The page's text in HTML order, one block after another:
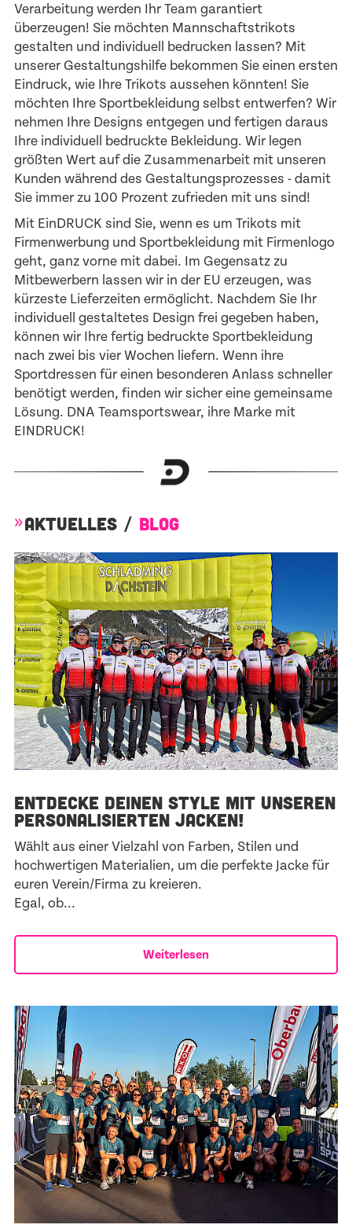
Verarbeitung werden Ihr Team garantiert
überzeugen! Sie möchten Mannschaftstrikots
gestalten und individuell bedrucken lassen? Mit
unserer Gestaltungshilfe bekommen Sie einen ersten
Eindruck, wie Ihre Trikots aussehen könnten! Sie
möchten Ihre Sportbekleidung selbst entwerfen? Wir
nehmen Ihre Designs entgegen und fertigen daraus
Ihre individuell bedruckte Bekleidung. Wir legen
größten Wert auf die Zusammenarbeit mit unseren
Kunden während des Gestaltungsprozesses - damit
Sie immer zu 100 Prozent zufrieden mit uns sind!
Mit EinDRUCK sind Sie, wenn es um Trikots mit
Firmenwerbung und Sportbekleidung mit Firmenlogo
geht, ganz vorne mit dabei. Im Gegensatz zu
Mitbewerbern lassen wir in der EU erzeugen, was
kürzeste Lieferzeiten ermöglicht. Nachdem Sie Ihr
individuell gestaltetes Design frei gegeben haben,
können wir Ihre fertig bedruckte Sportbekleidung
nach zwei bis vier Wochen liefern. Wenn ihre
Sportdressen für einen besonderen Anlass schneller
benötigt werden, finden wir sicher eine gemeinsame
Lösung. DNA Teamsportswear, ihre Marke mit
EINDRUCK!
AKTUELLES / BLOG
ENTDECKE DEINEN STYLE MIT UNSEREN
PERSONALISIERTEN JACKEN!
Wählt aus einer Vielzahl von Farben, Stilen und
hochwertigen Materialien, um die perfekte Jacke für
euren Verein/Firma zu kreieren.
Egal, ob...
Weiterlesen